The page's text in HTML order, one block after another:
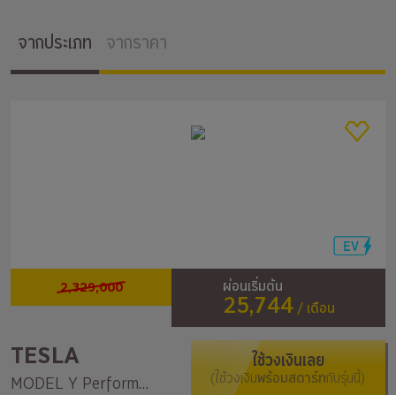
จากประเภท จากราคา
2,329,000 ผ่อนเริ่มต้น
25,744/ เดือน
TESLA
MODEL Y Performance
ใช้วงเงินเลย
(ใช้วงเงินพร้อมสตาร์ทกับรุ่นนี้)